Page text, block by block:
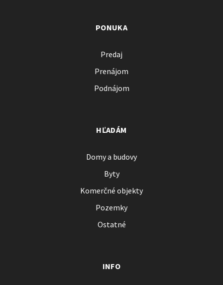
PONUKA
Predaj
Prenájom
Podnájom
HĽADÁM
Domy a budovy
Byty
Komerčné objekty
Pozemky
Ostatné
INFO